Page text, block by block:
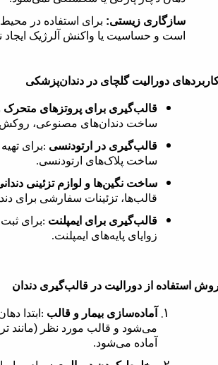
سازگاری زیستی: برای استفاده در محیط
است و حساسیت یا واکنش آلرژیک ایجاد
دورالیت گلچای در دندان‌پزشکی
قالب‌گیری برای پروتزهای متحرک
ساخت دندان‌های مصنوعی،
قالب‌گیری در ارتودنسی :برای
ساخت پلاک‌های ارتودنسی.
ساخت نگین‌ها و لوازم تزئینی
قالب‌ها، تزئینات سفارشی برای
قالب‌گیری برای ایمپلنت :برای
زوایای پایه‌های ایمپلنت.
استفاده از دورالیت در قالب‌گیری دندان
آماده‌سازی بیمار و قالب : ابتدا
می‌شود و قالب مورد نظر (مانند
آماده می‌شود.